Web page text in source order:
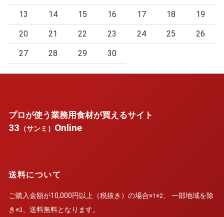
13 14 15 16 17 18 19
20 21 22 23 24 25 26
27 28 29 30
プロが使う業務用食材が買えるサイト
33 （サンミ） Online
送料について
ご購入金額が10,000円以上（税抜き）の場合※1※2
、 一部地域を除
き※3
、送料無料となります。